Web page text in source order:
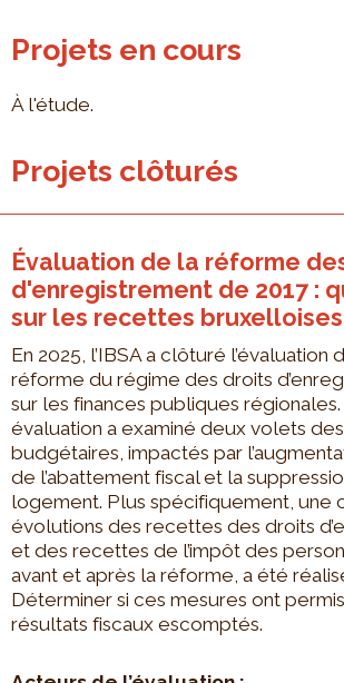
Projets en cours
À l'étude.
Projets clôturés
Évaluation de la réforme
d'enregistrement de 2017 :
sur les recettes bruxelloises
En 2025, l’IBSA a clôturé l’évaluation
réforme du régime des droits
sur les finances publiques
évaluation a examiné deux volets
budgétaires, impactés par
de l’abattement fiscal et la
logement. Plus spécifiquement, une
évolutions des recettes des droits
et des recettes de l’impôt des
avant et après la réforme, a été
Déterminer si ces mesures ont
résultats fiscaux escomptés.